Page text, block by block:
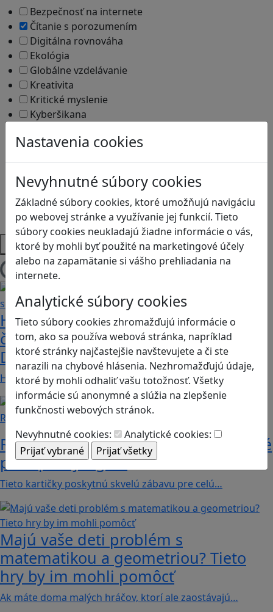
Nastavenia cookies
Nevyhnutné súbory cookies
Základné súbory cookies, ktoré umožňujú navigáciu
po webovej stránke a využívanie jej funkcií. Tieto
súbory cookies neukladajú žiadne informácie o vás,
ktoré by mohli byť použité na marketingové účely
alebo na zapamätanie si vášho prehliadania na
internete.
Analytické súbory cookies
Tieto súbory cookies zhromažďujú informácie o
tom, ako sa používa webová stránka, napríklad
ktoré stránky najčastejšie navštevujete a či ste
narazili na chybové hlásenia. Nezhromažďujú údaje,
ktoré by mohli odhaliť vašu totožnosť. Všetky
informácie sú anonymné a slúžia na zlepšenie
funkčnosti webových stránok.
Nevyhnutné cookies:
Analytické cookies:
Bezpečnosť na internete
Čítanie s porozumením
Digitálna rovnováha
Ekológia
Globálne vzdelávanie
Kreativita
Kritické myslenie
Kyberšikana
Ľudské práva a tolerancia
Programovanie/Technika
Sociálne zručnosti a kooperácia
Strategické myslenie
Zdravie a pohyb
Platformy
Načítam blogy
Heritage Quest AR: Vráťte sa do
časov, keď Rímska ríša siahala až po
Dunaj
Heritage Quest AR je mobilná hra, ktorá ponúka…
Recenzie
Rébusy sú hlavolamy do vrecka, ktoré
potrápia aj logiku
Tieto kartičky poskytnú skvelú zábavu pre celú…
Majú vaše deti problém s
matematikou a geometriou? Tieto
hry by im mohli pomôcť
Ak máte doma malých hráčov, ktorí ale zaostávajú…